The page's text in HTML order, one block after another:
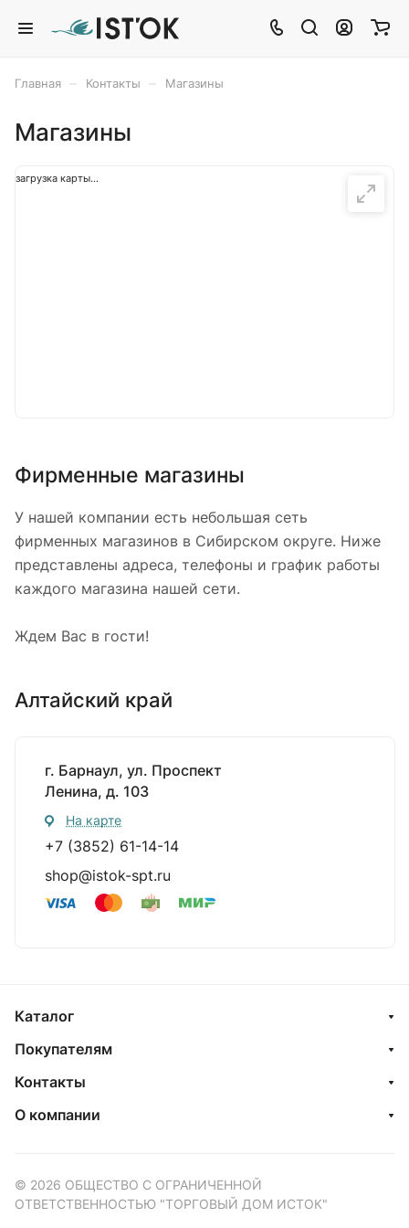
Главная Контакты Магазины
Магазины
загрузка карты...
Фирменные магазины
У нашей компании есть небольшая сеть
фирменных магазинов в Сибирском округе. Ниже
представлены адреса, телефоны и график работы
каждого магазина нашей сети.
Ждем Вас в гости!
Алтайский край
г. Барнаул, ул. Проспект
Ленина, д. 103
На карте
+7 (3852) 61-14-14
shop@istok-spt.ru
Каталог
Покупателям
Контакты
О компании
© 2026 ОБЩЕСТВО С ОГРАНИЧЕННОЙ
ОТВЕТСТВЕННОСТЬЮ "ТОРГОВЫЙ ДОМ ИСТОК"